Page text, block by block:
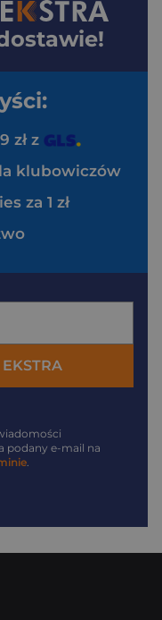
zł z
klubowiczów
za 1 zł
podany e-mail na
.